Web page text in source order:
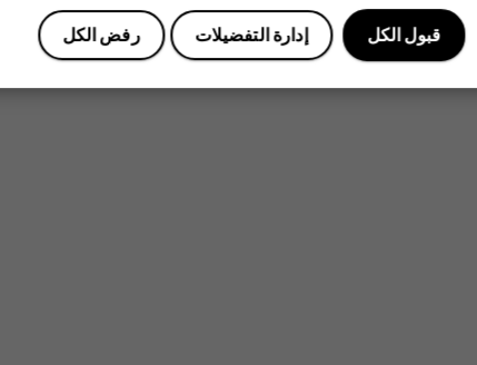
رفض الكل إدارة التفضيلات قبول الكل